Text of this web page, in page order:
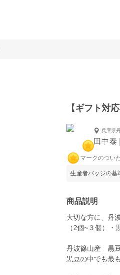
【ギフト対
兵庫県
田中泰
マークのつい
生産者バッジの基
商品説明
大切な方に、丹
（2個~３個）
丹波篠山産 黒豆
黒豆の中でも最